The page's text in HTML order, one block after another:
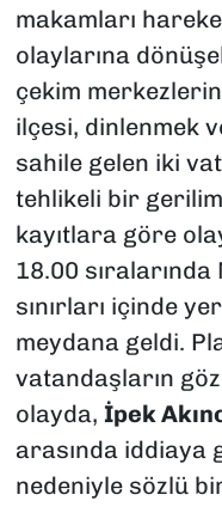
makamları
olaylarına
çekim
ilçesi, dinlenmek
sahile gelen iki
tehlikeli bir
kayıtlara göre
18.00
sınırları içinde
meydana geldi.
vatandaşların
olayda, İpek
arasında iddiaya
nedeniyle sözlü